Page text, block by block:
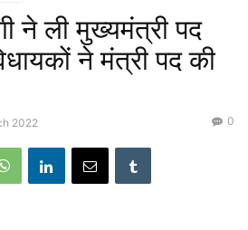
ने ली मुख्यमंत्री पद
ने मंत्री पद की
2022 0